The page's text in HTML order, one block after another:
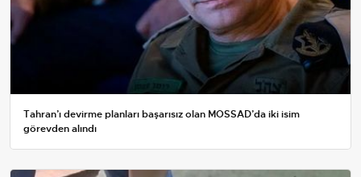
Tahran’ı devirme planları başarısız olan MOSSAD’da iki isim
görevden alındı